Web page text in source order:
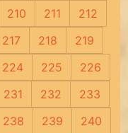
210 211
212
217 218
219
224 225
226
231 232
233
238 239
240